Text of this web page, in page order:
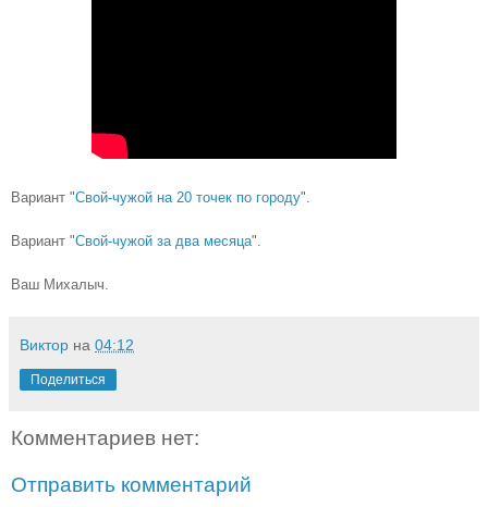
Вариант "Свой-чужой на 20 точек по городу".
Вариант "Свой-чужой за два месяца".
Ваш Михалыч.
Виктор на 04:12
Поделиться
Комментариев нет:
Отправить комментарий